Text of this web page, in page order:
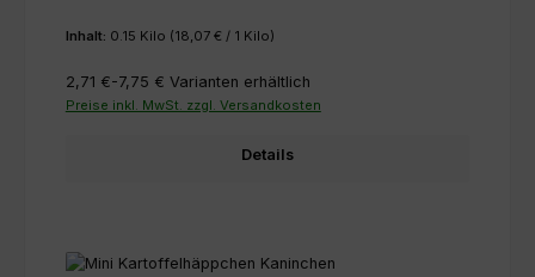
Inhalt: 0.15 Kilo (18,07 € / 1 Kilo)
2,71 €-7,75 € Varianten erhältlich
Preise inkl. MwSt. zzgl. Versandkosten
Details